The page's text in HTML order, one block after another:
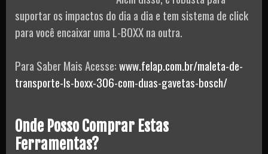
suportar os impactos do dia a dia e tem sistema de click
para você encaixar uma L-BOXX na outra.
Para Saber Mais Acesse:www.felap.com.br/maleta-de-
transporte-ls-boxx-306-com-duas-gavetas-bosch/
Onde Posso Comprar Estas
Ferramentas?